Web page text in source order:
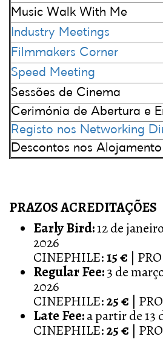
Music Walk With Me
Industry Meetings
Filmmakers Corner
Speed Meeting
Sessões de Cinema
Cerimónia de Abertura e
Registo nos Networking
Descontos nos
PRAZOS ACREDITAÇÕES
Early Bird:12 de
2026
CINEPHILE:15 € |
Regular Fee:3 de
2026
CINEPHILE:25 € |
Late Fee:a partir de 13
CINEPHILE:25 € |